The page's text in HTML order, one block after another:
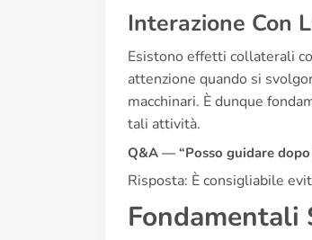
Interazione Con
Esistono effetti collaterali
attenzione quando si
macchinari. È dunque
tali attività.
Q&A — “Posso guidare dopo
Risposta: È consigliabile
Fondamentali